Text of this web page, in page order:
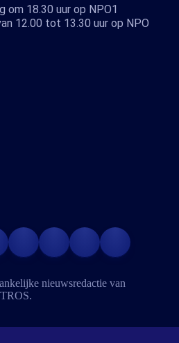
om 18.30 uur op NPO1
12.00 tot 13.30 uur op NPO
nieuwsredactie van
.